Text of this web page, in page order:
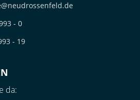
- 0
- 19
da: